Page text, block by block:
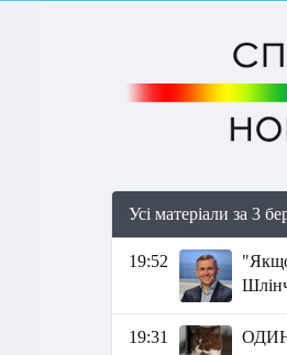
Усі матеріали за 3
19:52
"Якщо
19:31